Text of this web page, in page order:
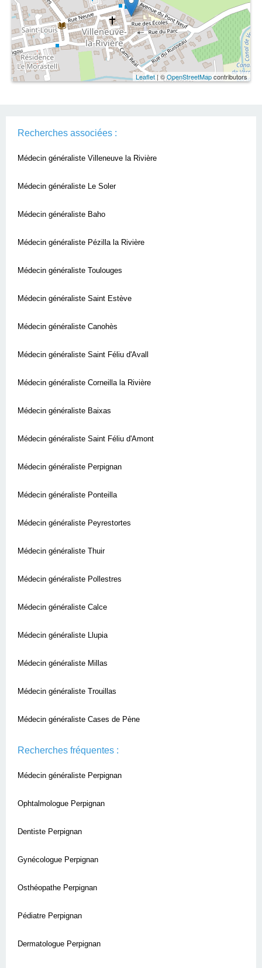
Leaflet| ©OpenStreetMapcontributors
Recherches associées :
Médecin généraliste Villeneuve la Rivière
Médecin généraliste Le Soler
Médecin généraliste Baho
Médecin généraliste Pézilla la Rivière
Médecin généraliste Toulouges
Médecin généraliste Saint Estève
Médecin généraliste Canohès
Médecin généraliste Saint Féliu d'Avall
Médecin généraliste Corneilla la Rivière
Médecin généraliste Baixas
Médecin généraliste Saint Féliu d'Amont
Médecin généraliste Perpignan
Médecin généraliste Ponteilla
Médecin généraliste Peyrestortes
Médecin généraliste Thuir
Médecin généraliste Pollestres
Médecin généraliste Calce
Médecin généraliste Llupia
Médecin généraliste Millas
Médecin généraliste Trouillas
Médecin généraliste Cases de Pène
Recherches fréquentes :
Médecin généraliste Perpignan
Ophtalmologue Perpignan
Dentiste Perpignan
Gynécologue Perpignan
Osthéopathe Perpignan
Pédiatre Perpignan
Dermatologue Perpignan